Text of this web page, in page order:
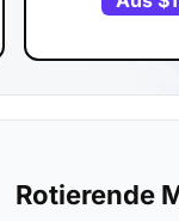
Rotierende